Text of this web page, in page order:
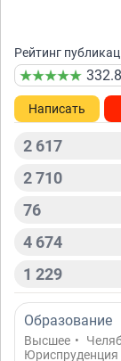
Рейтинг
Написать
2 617
2 710
76
4 674
1 229
Образование
Высшее •
Юриспруденция